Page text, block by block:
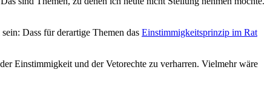
Dass für derartige Themen das Einstimmigkeitsprinzip im Rat
Einstimmigkeit und der Vetorechte zu verharren. Vielmehr wäre